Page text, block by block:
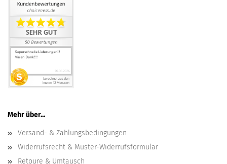
Mehr über...
Versand- & Zahlungsbedingungen
Widerrufsrecht & Muster-Widerrufsformular
Retoure & Umtausch